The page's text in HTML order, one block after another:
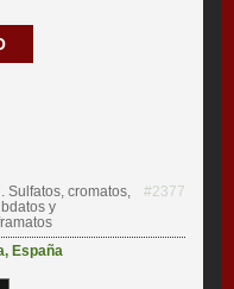
Sulfatos, cromatos,
y
#2377
, España